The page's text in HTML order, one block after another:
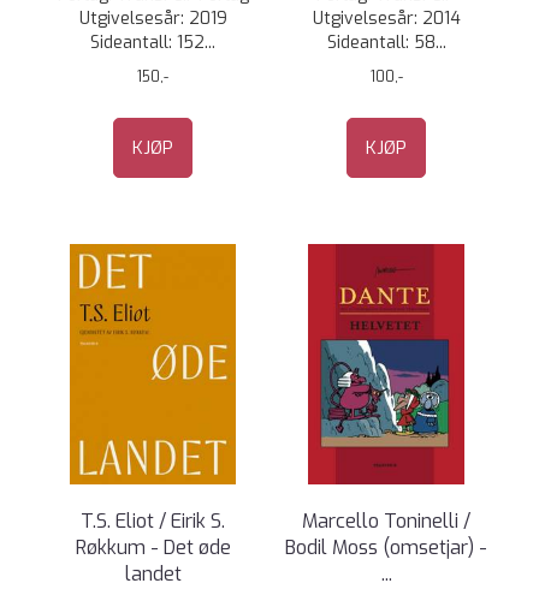
Utgivelsesår: 2019
Sideantall: 152...
150,-
KJØP
Utgivelsesår: 2014
Sideantall: 58...
100,-
KJØP
T.S. Eliot / Eirik S.
Røkkum - Det øde
landet
Marcello Toninelli /
Bodil Moss (omsetjar) -
...